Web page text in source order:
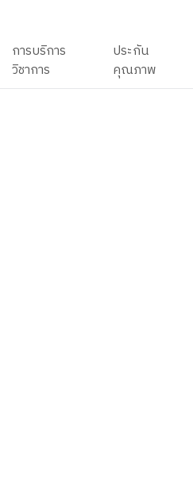
การบริการ
วิชาการ
ประกัน
คุณภาพ